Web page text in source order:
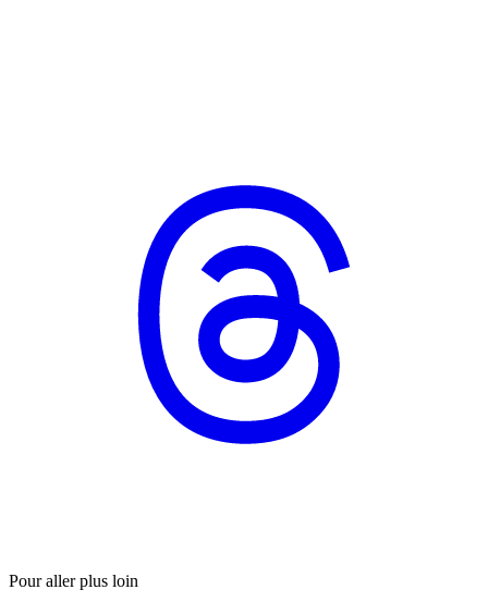
Pour aller plus loin